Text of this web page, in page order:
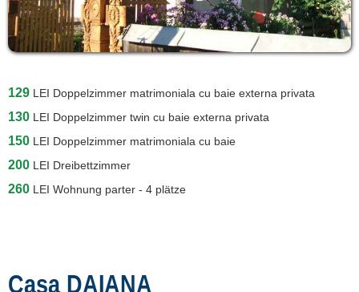
129 LEI Doppelzimmer matrimoniala cu baie externa privata
130 LEI Doppelzimmer twin cu baie externa privata
150 LEI Doppelzimmer matrimoniala cu baie
200 LEI Dreibettzimmer
260 LEI Wohnung parter - 4 plätze
Casa DAIANA
Attraktionen in
Județul Maramureș »